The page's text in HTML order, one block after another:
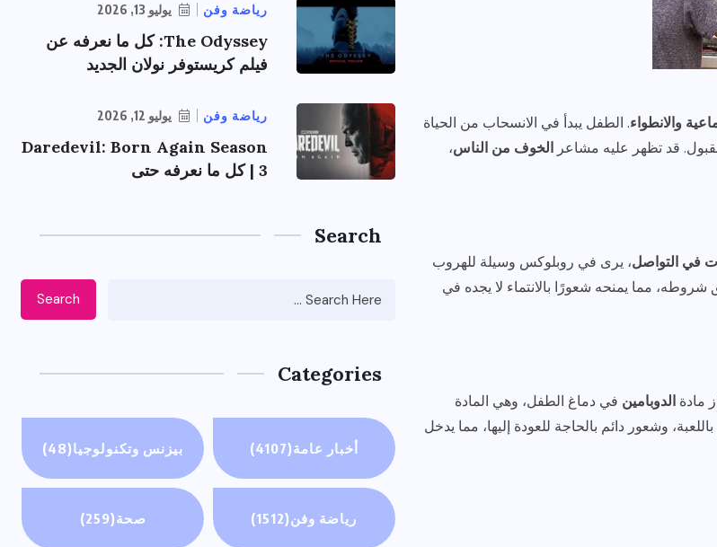
والانطواء. الطفل يبدأ في الانسحاب من الحياة
قد تظهر عليه مشاعر الخوف من الناس،
في التواصل، يرى في روبلوكس وسيلة للهروب
شروطه، مما يمنحه شعورًا بالانتماء لا يجده في
مادة الدوبامين في دماغ الطفل، وهي المادة
باللعبة، وشعور دائم بالحاجة للعودة إليها، مما يدخل
رياضة وفن يوليو 13, 2026
The Odyssey: كل ما نعرفه عن
فيلم كريستوفر نولان الجديد
رياضة وفن يوليو 12, 2026
Daredevil: Born Again Season
3 | كل ما نعرفه حتى
Search
Search
Categories
أخبار عامة(4107) بيزنس وتكنولوجيا(48)
رياضة وفن(1512) صحة(259)